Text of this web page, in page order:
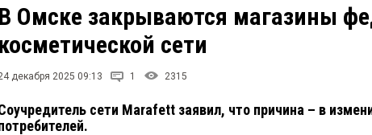
В Омске закрываются магазины
косметической сети
декабря 2025 09:13 1 2315
сети Marafett заявил, что причина – в